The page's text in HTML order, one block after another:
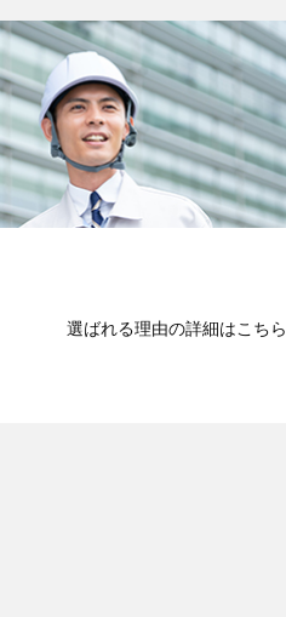
選ばれる理由の詳細はこちら